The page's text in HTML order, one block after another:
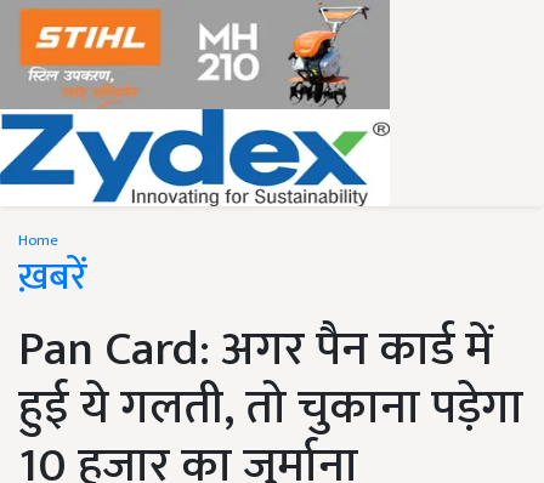
Home
ख़बरें
Pan Card: अगर पैन कार्ड में
हुई ये गलती, तो चुकाना पड़ेगा
10 हजार का जुर्माना